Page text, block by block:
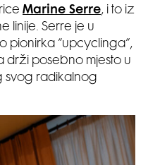
Marine Serre, i to iz
linije. Serre je u
pionirka “upcyclinga”,
drži posebno mjesto u
svog radikalnog